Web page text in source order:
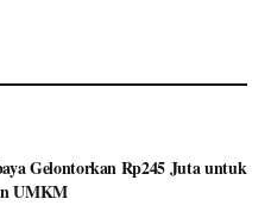
Gelontorkan Rp245 Juta untuk
UMKM